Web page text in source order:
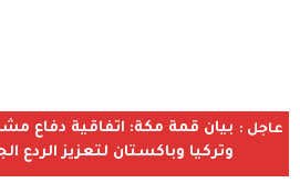
عاجل : بيان قمة مكة: اتفاقية دفاع
وتركيا وباكستان لتعزيز الردع